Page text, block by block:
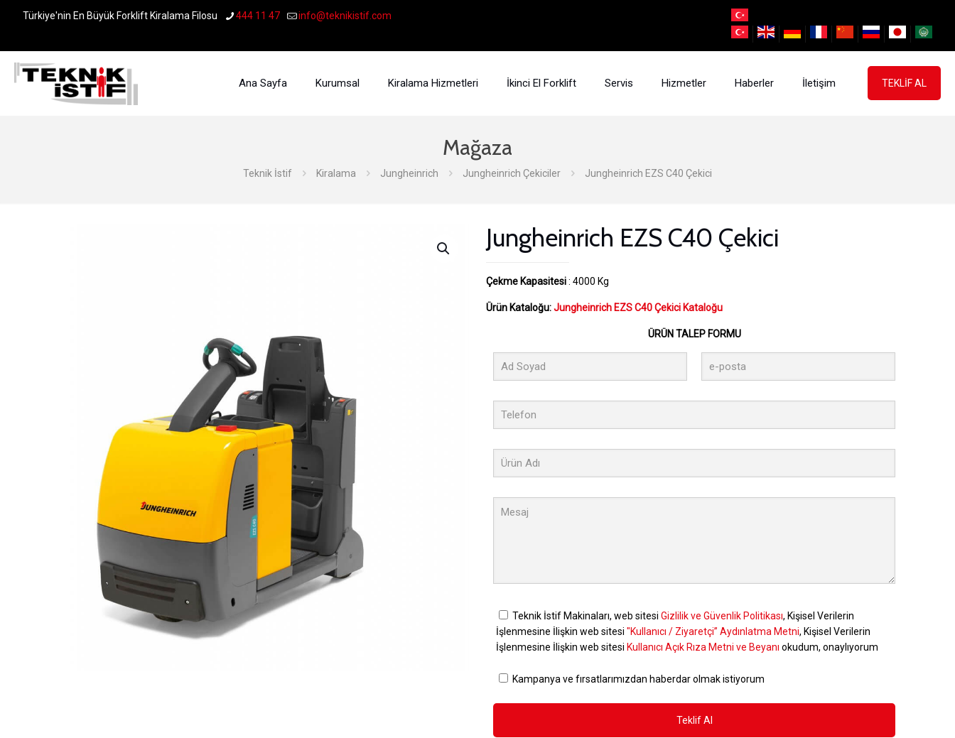
Türkiye'nin En Büyük Forklift Kiralama Filosu 444 11 47 info@teknikistif.com
Ana Sayfa Kurumsal Kiralama Hizmetleri İkinci El Forklift Servis Hizmetler Haberler İletişim TEKLİF AL
Mağaza
Teknik İstif Kiralama Jungheinrich Jungheinrich Çekiciler Jungheinrich EZS C40 Çekici
Jungheinrich EZS C40 Çekici
Çekme Kapasitesi: 4000 Kg
Ürün Kataloğu:Jungheinrich EZS C40 Çekici Kataloğu
ÜRÜN TALEP FORMU
Teknik İstif Makinaları, web sitesi Gizlilik ve Güvenlik Politikası, Kişisel Verilerin
İşlenmesine İlişkin web sitesi "Kullanıcı / Ziyaretçi” Aydınlatma Metni, Kişisel Verilerin
İşlenmesine İlişkin web sitesi Kullanıcı Açık Rıza Metni ve Beyanı okudum, onaylıyorum
Kampanya ve fırsatlarımızdan haberdar olmak istiyorum